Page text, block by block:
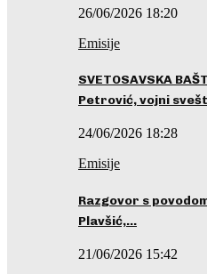
26/06/2026 18:20
Emisije
SVETOSAVSKA
Petrović, vojni
24/06/2026 18:28
Emisije
Razgovor s
Plavšić,…
21/06/2026 15:42